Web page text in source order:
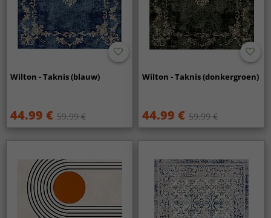
Wilton - Taknis (blauw)
44.99 € 59.99 €
Wilton - Taknis (donkergroen)
44.99 € 59.99 €